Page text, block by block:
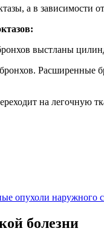
а в
выстланы
Расширенные
на легочную
опухоли наружного
болезни